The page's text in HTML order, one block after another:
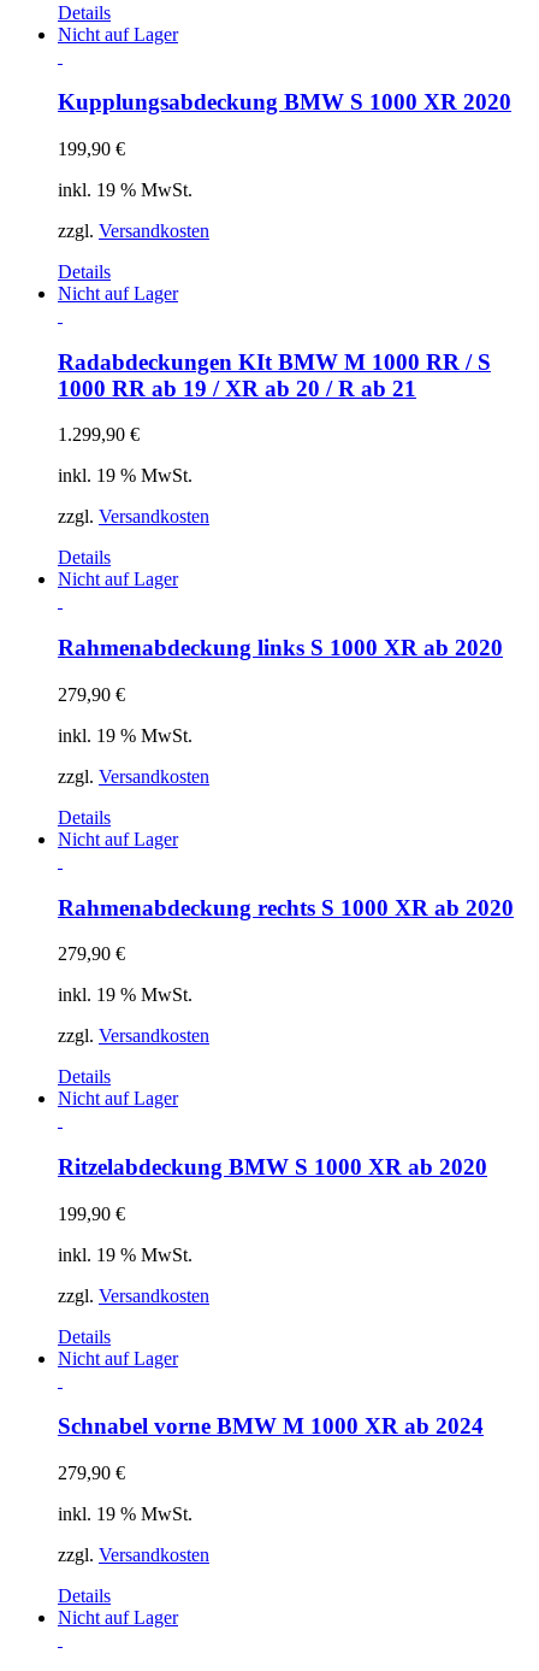
Details
Nicht auf Lager
Kupplungsabdeckung BMW S 1000 XR 2020
199,90 €
inkl. 19 % MwSt.
zzgl. Versandkosten
Details
Nicht auf Lager
Radabdeckungen KIt BMW M 1000 RR / S
1000 RR ab 19 / XR ab 20 / R ab 21
1.299,90 €
inkl. 19 % MwSt.
zzgl. Versandkosten
Details
Nicht auf Lager
Rahmenabdeckung links S 1000 XR ab 2020
279,90 €
inkl. 19 % MwSt.
zzgl. Versandkosten
Details
Nicht auf Lager
Rahmenabdeckung rechts S 1000 XR ab 2020
279,90 €
inkl. 19 % MwSt.
zzgl. Versandkosten
Details
Nicht auf Lager
Ritzelabdeckung BMW S 1000 XR ab 2020
199,90 €
inkl. 19 % MwSt.
zzgl. Versandkosten
Details
Nicht auf Lager
Schnabel vorne BMW M 1000 XR ab 2024
279,90 €
inkl. 19 % MwSt.
zzgl. Versandkosten
Details
Nicht auf Lager